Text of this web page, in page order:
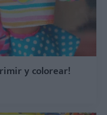
y colorear!